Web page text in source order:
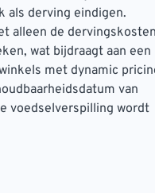
als derving eindigen.
alleen de
wat bijdraagt aan een
met dynamic
van
voedselverspilling wordt